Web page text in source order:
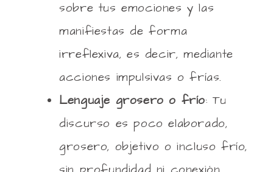
sobre tus emociones y las
manifiestas de forma
irreflexiva, es decir, mediante
acciones impulsivas o frías.
Lenguaje grosero o frío: Tu
discurso es poco elaborado,
grosero, objetivo o incluso frío,